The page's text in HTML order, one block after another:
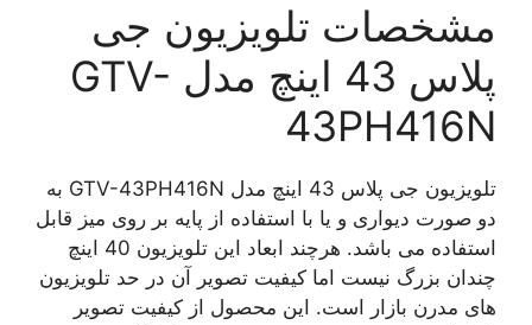
مشخصات تلویزیون جی
پلاس 43 اینچ مدل GTV-
43PH416N
تلویزیون جی پلاس 43 اینچ مدل GTV-43PH416N به
دو صورت دیواری و یا با استفاده از پایه بر روی میز قابل
استفاده می باشد. هرچند ابعاد این تلویزیون 40 اینچ
چندان بزرگ نیست اما کیفیت تصویر آن در حد تلویزیون
های مدرن بازار است. این محصول از کیفیت تصویر